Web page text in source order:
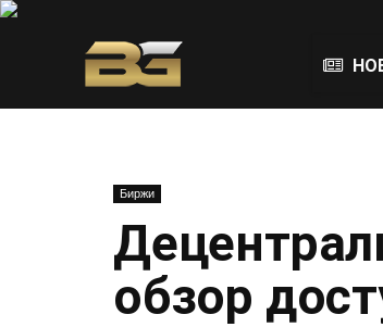
Биржи
обзор